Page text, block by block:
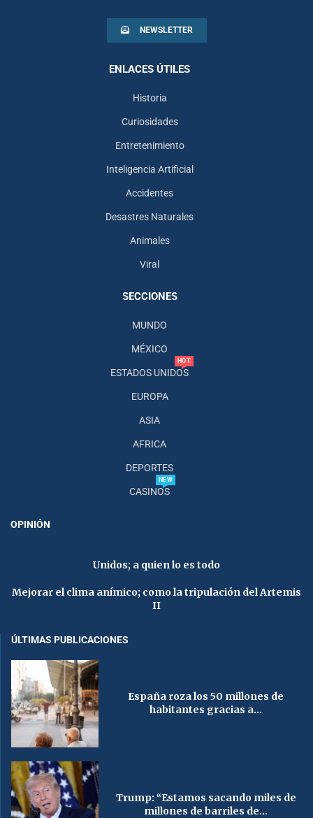
NEWSLETTER
ENLACES ÚTILES
Historia
Curiosidades
Entretenimiento
Inteligencia Artificial
Accidentes
Desastres Naturales
Animales
Viral
SECCIONES
MUNDO
MÉXICO
ESTADOS UNIDOS
HOT
EUROPA
ASIA
AFRICA
DEPORTES
CASINOS
NEW
OPINIÓN
Unidos; a quien lo es todo
Mejorar el clima anímico; como la tripulación del Artemis
II
ÚLTIMAS PUBLICACIONES
España roza los 50 millones de
habitantes gracias a...
Trump: “Estamos sacando miles de
millones de barriles de...